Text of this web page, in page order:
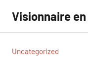
contenu
Visionnaire
Uncategorized